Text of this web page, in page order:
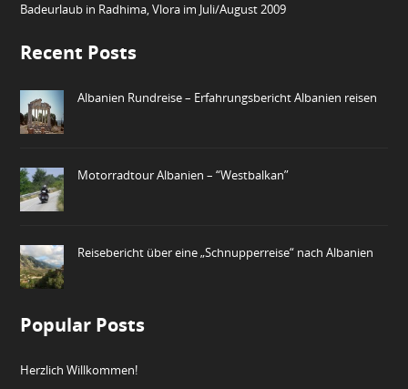
Badeurlaub in Radhima, Vlora im Juli/August 2009
Recent Posts
Albanien Rundreise – Erfahrungsbericht Albanien reisen
Motorradtour Albanien – “Westbalkan”
Reisebericht über eine „Schnupperreise“ nach Albanien
Popular Posts
Herzlich Willkommen!